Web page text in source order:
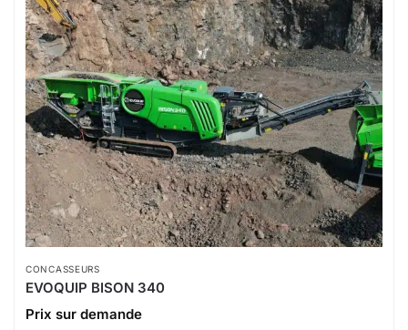
CONCASSEURS
EVOQUIP BISON 340
Prix sur demande